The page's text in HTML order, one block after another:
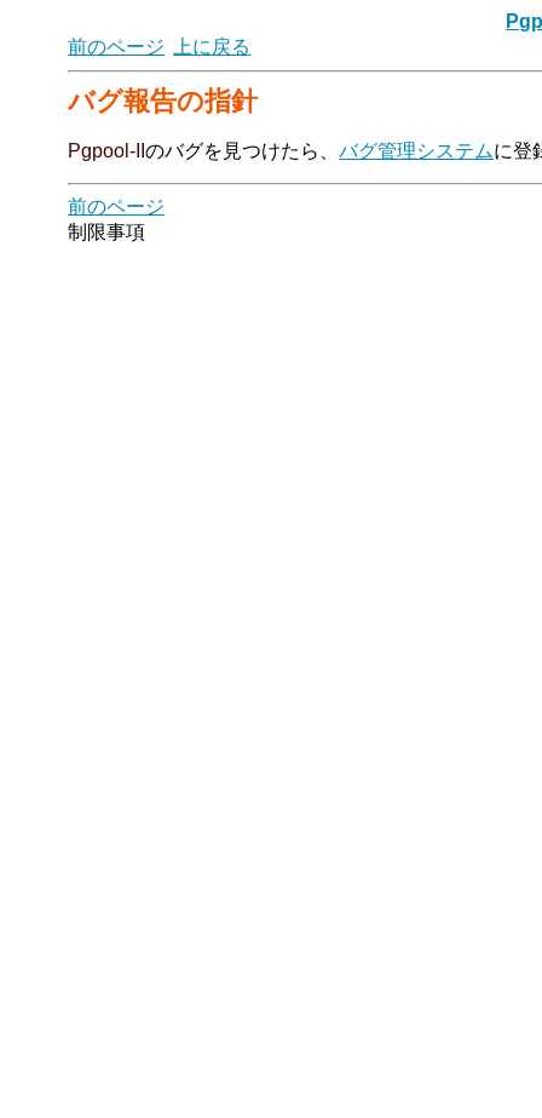
前のページ
上に戻る
バグ報告の指針
Pgpool-IIのバグを見つけたら、バグ管理システムに登
前のページ
制限事項